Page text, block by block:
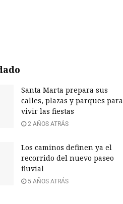
Santa Marta prepara sus
calles, plazas y parques para
vivir las fiestas
2 AÑOS ATRÁS
Los caminos definen ya el
recorrido del nuevo paseo
fluvial
5 AÑOS ATRÁS